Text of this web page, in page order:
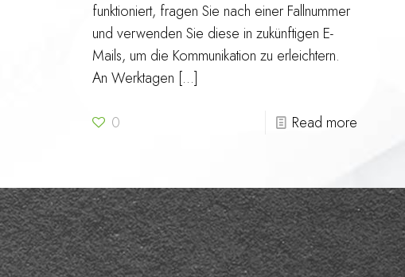
funktioniert, fragen Sie nach einer Fallnummer
und verwenden Sie diese in zukünftigen E-
Mails, um die Kommunikation zu erleichtern.
An Werktagen […]
0 Read more